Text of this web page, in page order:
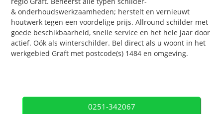
& onderhoudswerkzaamheden; herstelt en vernieuwt
houtwerk tegen een voordelige prijs. Allround schilder met
goede beschikbaarheid, snelle service en het hele jaar door
actief. Oók als winterschilder. Bel direct als u woont in het
werkgebied Graft met postcode(s) 1484 en omgeving.
0251-342067